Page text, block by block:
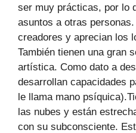
ser muy prácticas, por lo
asuntos a otras
creadores y aprecian los
También tienen una gran
artística. Como dato a
desarrollan capacidades
le llama mano
las nubes y están
con su subconsciente.